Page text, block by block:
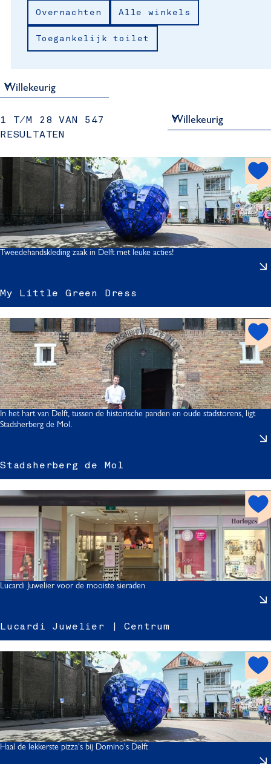
Overnachten Alle winkels
Toegankelijk toilet
1 T/M 28 VAN 547
RESULTATEN
S
o
t
e
r
o
p
:
My Little Green Dress
i
t
t
l
r
r
s
h
t
s
p
t
Tweedehandskleding zaak in Delft met leuke acties!
Stadsherberg de Mol
a
s
r
l
h
o
t
s
p
o
t
In het hart van Delft, tussen de historische panden en oude stadstorens, ligt
Stadsherberg de Mol.
Lucardi Juwelier | Centrum
c
a
r
i
J
h
o
t
s
p
o
t
Lucardi Juwelier voor de mooiste sieraden
h
t
s
p
t
Haal de lekkerste pizza's bij Domino's Delft